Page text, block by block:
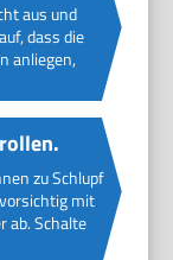
aus und
dass die
anliegen,
zu Schlupf
mit
ab. Schalte